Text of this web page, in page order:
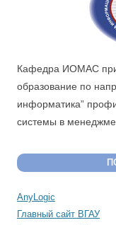
Кафедра ИОМАС
образование по
информатика”
системы в
AnyLogic
Главный сайт ВГАУ